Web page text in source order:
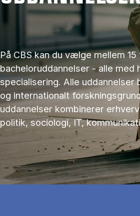
På CBS kan du vælge mellem
bacheloruddannelser - alle med
specialisering. Alle
og internationalt
uddannelser kombinerer
politik, sociologi, IT,